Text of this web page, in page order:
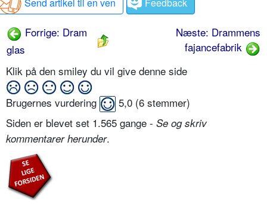
Send artikel til en ven
Feedback
Forrige: Dram
glas
Næste: Drammens
fajancefabrik
Klik på den smiley du vil give denne side
Brugernes vurdering 5,0 (6 stemmer)
Siden er blevet set 1.565 gange - Se og skriv
kommentarer herunder.